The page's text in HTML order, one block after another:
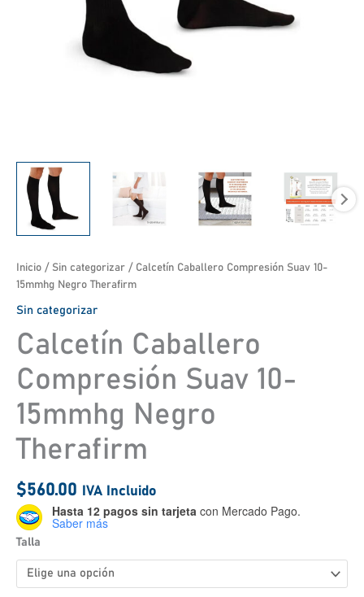
Inicio / Sin categorizar / Calcetín Caballero Compresión Suav 10-
15mmhg Negro Therafirm
Sin categorizar
Calcetín Caballero
Compresión Suav 10-
15mmhg Negro
Therafirm
$560.00 IVA Incluido
Hasta 12 pagos sin tarjeta con Mercado Pago.
Saber más
Talla